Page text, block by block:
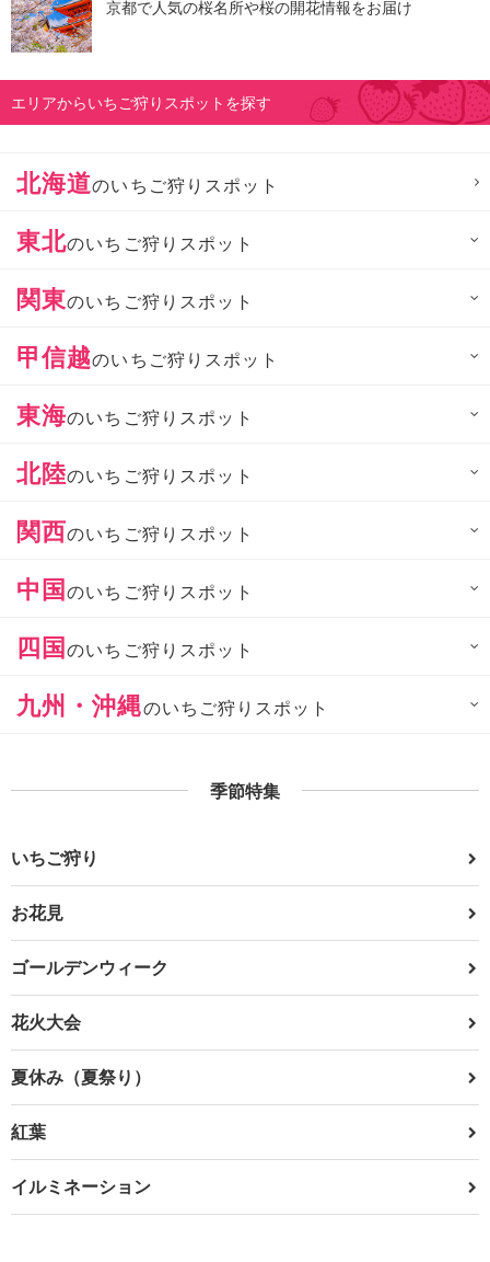
京都で人気の桜名所や桜の開花情報をお届け
エリアからいちご狩りスポットを探す
北海道のいちご狩りスポット
東北のいちご狩りスポット
関東のいちご狩りスポット
甲信越のいちご狩りスポット
東海のいちご狩りスポット
北陸のいちご狩りスポット
関西のいちご狩りスポット
中国のいちご狩りスポット
四国のいちご狩りスポット
九州・沖縄のいちご狩りスポット
季節特集
いちご狩り
お花見
ゴールデンウィーク
花火大会
夏休み（夏祭り）
紅葉
イルミネーション